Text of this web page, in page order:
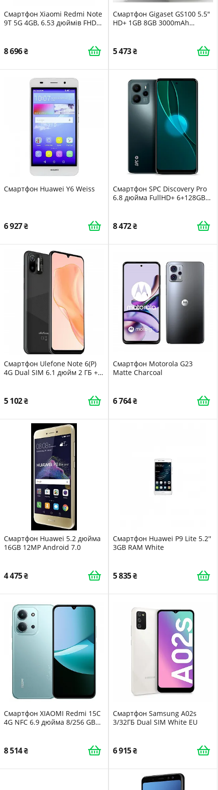
Смартфон Xiaomi Redmi Note
9T 5G 4GB, 6.53 дюймів FHD+
Camera, 5000mAh, NFC
8 696
Смартфон Gigaset GS100 5.5"
HD+ 1GB 8GB 3000mAh
5 473
Смартфон Huawei Y6 Weiss
6 927
Смартфон SPC Discovery Pro
6.8 дюйма FullHD+ 6+128GB
OctaCore 5000mAh Android
8 472
Смартфон Ulefone Note 6(P)
4G Dual SIM 6.1 дюйм 2 ГБ +
5 102
Смартфон Motorola G23
Matte Charcoal
6 764
Смартфон Huawei 5.2 дюйма
16GB 12MP Android 7.0
4 475
Смартфон Huawei P9 Lite 5.2''
3GB RAM White
5 835
Смартфон XIAOMI Redmi 15C
4G NFC 6.9 дюйма 8/256 GB
8 514
Смартфон Samsung A02s
3/32ГБ Dual SIM White EU
6 915